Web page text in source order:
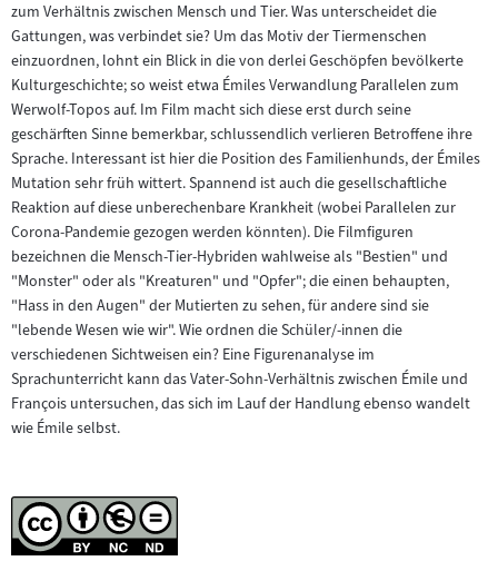
zum Verhältnis zwischen Mensch und Tier. Was unterscheidet die
Gattungen, was verbindet sie? Um das Motiv der Tiermenschen
einzuordnen, lohnt ein Blick in die von derlei Geschöpfen bevölkerte
Kulturgeschichte; so weist etwa Émiles Verwandlung Parallelen zum
Werwolf-Topos auf. Im Film macht sich diese erst durch seine
geschärften Sinne bemerkbar, schlussendlich verlieren Betroffene ihre
Sprache. Interessant ist hier die Position des Familienhunds, der Émiles
Mutation sehr früh wittert. Spannend ist auch die gesellschaftliche
Reaktion auf diese unberechenbare Krankheit (wobei Parallelen zur
Corona-Pandemie gezogen werden könnten). Die Filmfiguren
bezeichnen die Mensch-Tier-Hybriden wahlweise als "Bestien" und
"Monster" oder als "Kreaturen" und "Opfer"; die einen behaupten,
"Hass in den Augen" der Mutierten zu sehen, für andere sind sie
"lebende Wesen wie wir". Wie ordnen die Schüler/-innen die
verschiedenen Sichtweisen ein? Eine Figurenanalyse im
Sprachunterricht kann das Vater-Sohn-Verhältnis zwischen Émile und
François untersuchen, das sich im Lauf der Handlung ebenso wandelt
wie Émile selbst.